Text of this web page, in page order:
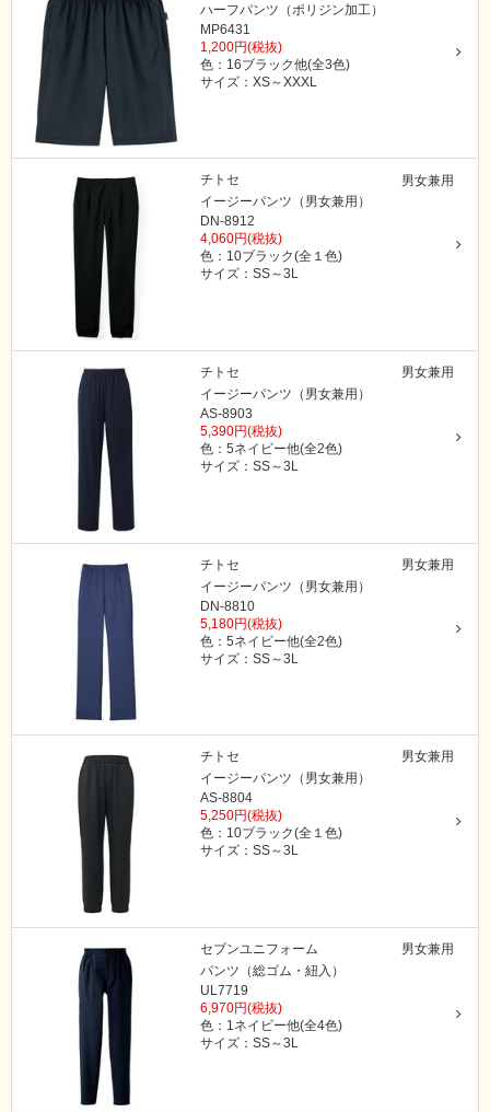
ハーフパンツ（ポリジン加工）
MP6431
1,200円(税抜)
色：16ブラック他(全3色)
サイズ：XS～XXXL
男女兼用
チトセ
イージーパンツ（男女兼用）
DN-8912
4,060円(税抜)
色：10ブラック(全１色)
サイズ：SS～3L
男女兼用
チトセ
イージーパンツ（男女兼用）
AS-8903
5,390円(税抜)
色：5ネイビー他(全2色)
サイズ：SS～3L
男女兼用
チトセ
イージーパンツ（男女兼用）
DN-8810
5,180円(税抜)
色：5ネイビー他(全2色)
サイズ：SS～3L
男女兼用
チトセ
イージーパンツ（男女兼用）
AS-8804
5,250円(税抜)
色：10ブラック(全１色)
サイズ：SS～3L
男女兼用
セブンユニフォーム
パンツ（総ゴム・紐入）
UL7719
6,970円(税抜)
色：1ネイビー他(全4色)
サイズ：SS～3L